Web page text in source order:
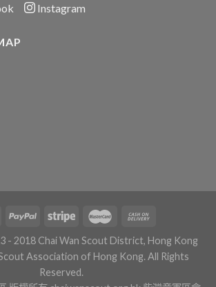
Instagram
- 2018 Chai Wan Scout District, Hong Kong
Association of Hong Kong. All Rights
Reserved.